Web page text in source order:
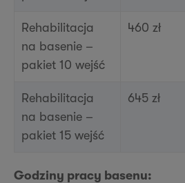
Rehabilitacja
na basenie –
pakiet 10 wejść
460 zł
Rehabilitacja
na basenie –
pakiet 15 wejść
645 zł
Godziny pracy basenu: